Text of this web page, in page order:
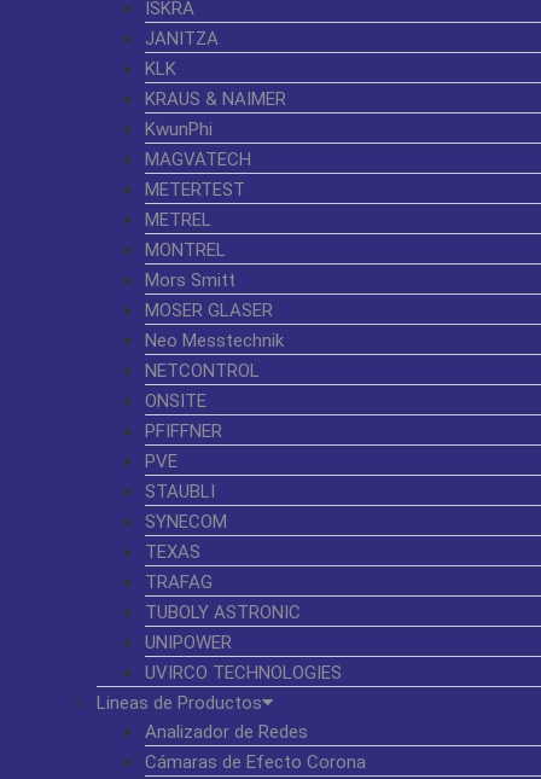
ISKRA
JANITZA
KLK
KRAUS & NAIMER
KwunPhi
MAGVATECH
METERTEST
METREL
MONTREL
Mors Smitt
MOSER GLASER
Neo Messtechnik
NETCONTROL
ONSITE
PFIFFNER
PVE
STAUBLI
SYNECOM
TEXAS
TRAFAG
TUBOLY ASTRONIC
UNIPOWER
UVIRCO TECHNOLOGIES
Lineas de Productos
Analizador de Redes
Cámaras de Efecto Corona